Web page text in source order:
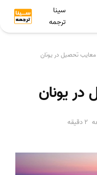
سینا
ترجمه
معایب تحصیل در یونان
در یونان
2 دقیقه